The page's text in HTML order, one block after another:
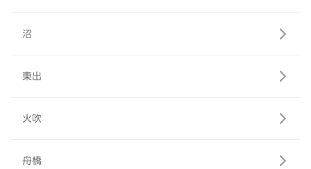
沼
東出
火吹
舟橋